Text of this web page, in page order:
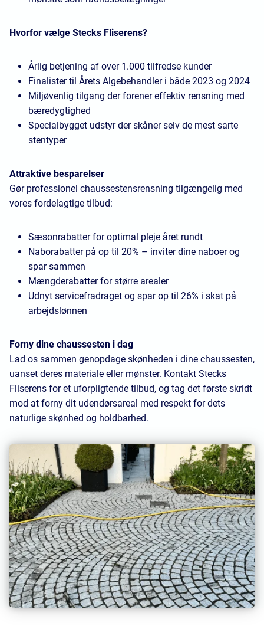
Hvorfor vælge Stecks Fliserens?
Årlig betjening af over 1.000 tilfredse kunder
Finalister til Årets Algebehandler i både 2023 og 2024
Miljøvenlig tilgang der forener effektiv rensning med
bæredygtighed
Specialbygget udstyr der skåner selv de mest sarte
stentyper
Attraktive besparelser
Gør professionel chaussestensrensning tilgængelig med
vores fordelagtige tilbud:
Sæsonrabatter for optimal pleje året rundt
Naborabatter på op til 20% – inviter dine naboer og
spar sammen
Mængderabatter for større arealer
Udnyt servicefradraget og spar op til 26% i skat på
arbejdslønnen
Forny dine chaussesten i dag
Lad os sammen genopdage skønheden i dine chaussesten,
uanset deres materiale eller mønster. Kontakt Stecks
Fliserens for et uforpligtende tilbud, og tag det første skridt
mod at forny dit udendørsareal med respekt for dets
naturlige skønhed og holdbarhed.